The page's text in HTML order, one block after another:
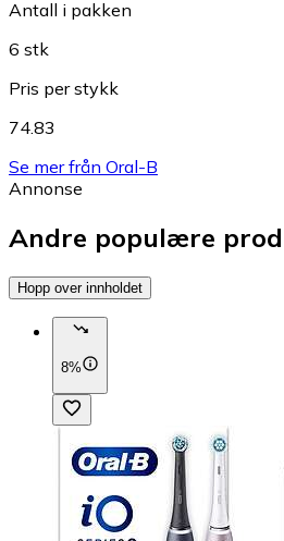
Antall i pakken
6 stk
Pris per stykk
74.83
Se mer från Oral-B
Annonse
Andre populære
Hopp over innholdet
8%